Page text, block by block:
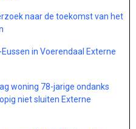
naar de toekomst van het
in Voerendaal Externe
woning 78-jarige ondanks
niet sluiten Externe